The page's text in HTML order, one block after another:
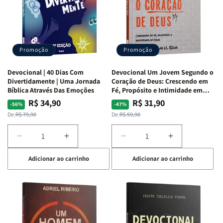
Alves
Alves
Equipe
Teológica
Penkal
Equipe
Teológica
Penkal
Promoção
Devocional | 40 Dias Com
Divertidamente | Uma Jornada
Bíblica Através Das Emoções
-56%
Preço
normal
De:R$ 79,90
Preço
promocional
R$ 34,90
Diminuir
a
quantidade
de
Devocional
40
Dias
Aumentar
a
quantidade
de
Devocional
|
40
Dias
Adicionar ao carrinho
Promoção
Devocional Um Jovem Segundo o
Coração de Deus: Crescendo em
Fé, Propósito e Intimidade em
Deus
-47%
Preço
normal
De:R$ 59,90
Preço
promocional
R$ 31,90
Diminuir
a
quantidade
de
Devocional
Segundo
Aumentar
a
quantidade
de
Devocional
Segundo
Adicionar ao carrinho